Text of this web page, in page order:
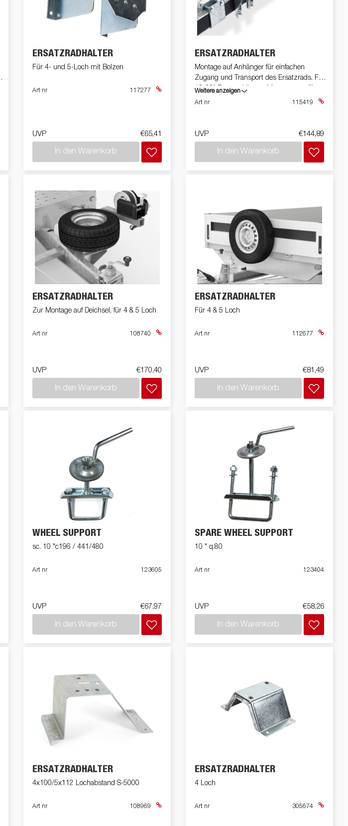
Elektrisiere deine Reise
Premium und X-Line
Fahrschule
Laderampe Stützbein
Wenden mit einem Anhänger
Der richtige Reifendruck
Deine Checkliste vor Fahrantritt
Anschlussplan Anhängersteckdose
Auf- und Abslippen
Richtige Stützlast
ERSATZRADHALTER
Für 4- und 5-Loch mit Bolzen
Art nr 117277
UVP €65,41
In den Warenkorb
ERSATZRADHALTER
Montage auf Anhänger für einfachen
Zugang und Transport des Ersatzrads. Für
16-30" Bootsanhänger. Montagesatz für
Deichsel mit U-Bolzen.
Weitere anzeigen
Art nr
115419
UVP €144,89
In den Warenkorb
ERSATZRADHALTER
Zur Montage auf Deichsel, für 4 & 5 Loch
Art nr 108740
UVP €170,40
In den Warenkorb
ERSATZRADHALTER
Für 4 & 5 Loch
Art nr 112677
UVP €81,49
In den Warenkorb
WHEEL SUPPORT
sc. 10 "c196 / 441/480
Art nr 123605
UVP €67,97
In den Warenkorb
SPARE WHEEL SUPPORT
10 " q.80
Art nr 123404
UVP €58,26
In den Warenkorb
ERSATZRADHALTER
4x100/5x112 Lochabstand S-5000
Art nr 108969
ERSATZRADHALTER
4 Loch
Art nr 305674